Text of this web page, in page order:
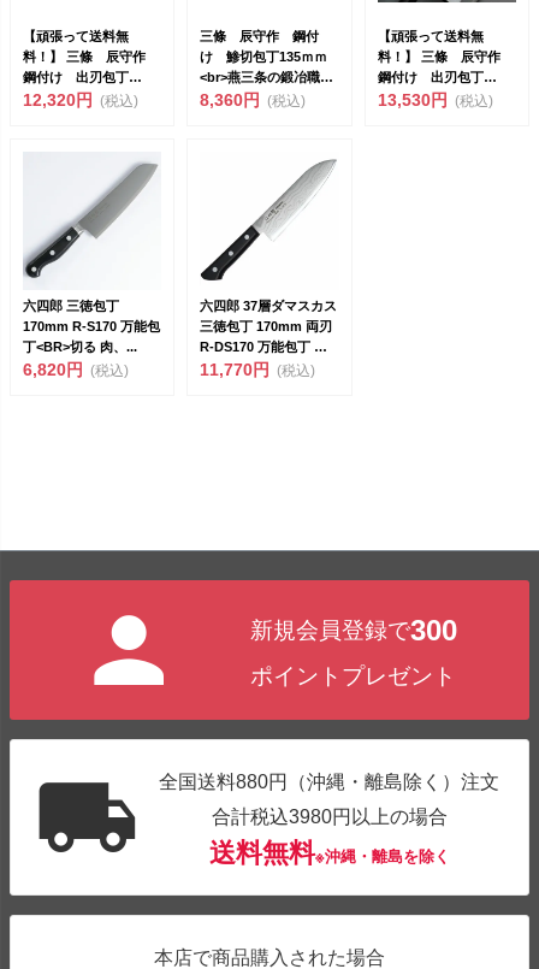
【頑張って送料無
料！】 三條 辰守作
鋼付け 出刃包丁
165mm
12,320円 (税込)
三條 辰守作 鋼付
け 鯵切包丁135ｍｍ
<br>燕三条の鍛冶職人
が作る伝...
8,360円 (税込)
【頑張って送料無
料！】 三條 辰守作
鋼付け 出刃包丁
180mm
13,530円 (税込)
六四郎 三徳包丁
170mm R-S170 万能包
丁<BR>切る 肉、...
6,820円 (税込)
六四郎 37層ダマスカス
三徳包丁 170mm 両刃
R-DS170 万能包丁 切
る...
11,770円 (税込)
新規会員登録で300
ポイントプレゼント
全国送料880円（沖縄・離島除く）注文
合計税込3980円以上の場合
送料無料※沖縄・離島を除く
本店で商品購入された場合